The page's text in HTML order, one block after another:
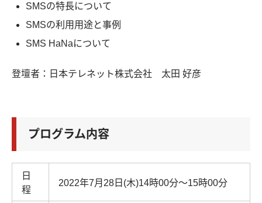
SMSの特長について
SMSの利用用途と事例
SMS HaNaについて
登壇者：日本テレネット株式会社 太田 好彦
プログラム内容
日
程
2022年7月28日(木)14時00分～15時00分